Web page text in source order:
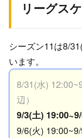
リーグス
シーズン11は8/
います。
8/31(水)
辺）
9/3(土)
9/6(火)